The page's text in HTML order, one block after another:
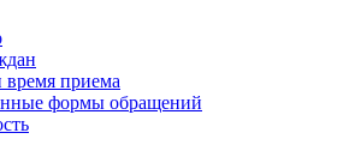
приема
формы обращений